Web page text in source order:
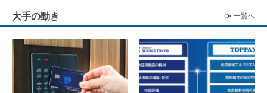
大手の動き 一覧へ